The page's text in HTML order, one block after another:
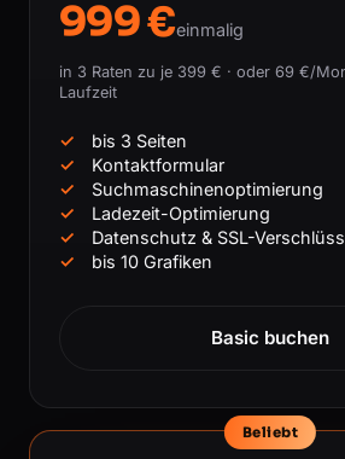
999 €einmalig
in 3 Raten zu je 399 € · oder 69 €/
Laufzeit
bis 3 Seiten
Kontaktformular
Suchmaschinenoptimierung
Ladezeit-Optimierung
Datenschutz & SSL-
bis 10 Grafiken
Basic buchen
Beliebt